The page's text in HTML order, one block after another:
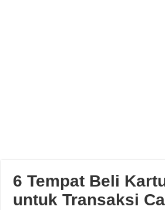
6 Tempat Beli
untuk Transaksi